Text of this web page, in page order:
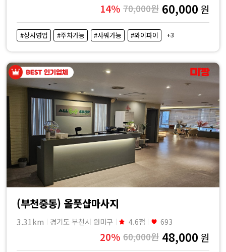
14% 70,000원 60,000 원
#상시영업 #주차가능 #샤워가능 #와이파이 +3
(부천중동) 올풋샵마사지
3.31km 경기도 부천시 원미구 4.6점 693
20% 60,000원 48,000 원